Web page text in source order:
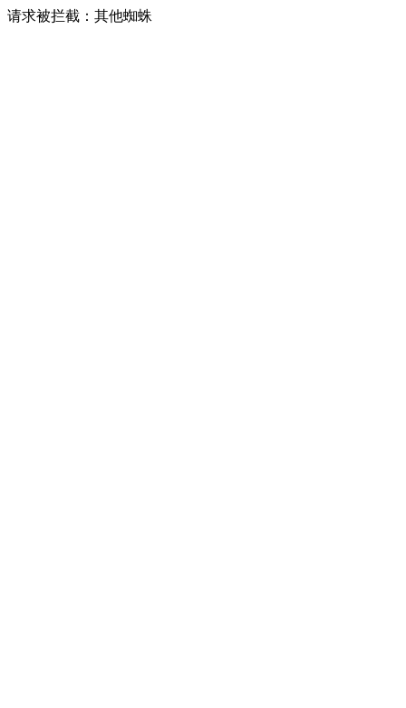
请求被拦截：其他蜘蛛